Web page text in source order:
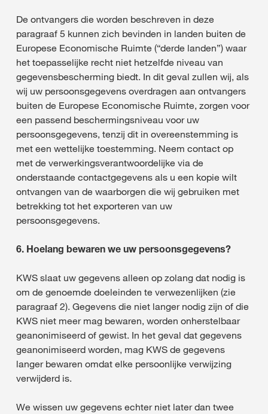
De ontvangers die worden beschreven in deze
paragraaf 5 kunnen zich bevinden in landen buiten de
Europese Economische Ruimte (“derde landen”) waar
het toepasselijke recht niet hetzelfde niveau van
gegevensbescherming biedt. In dit geval zullen wij, als
wij uw persoonsgegevens overdragen aan ontvangers
buiten de Europese Economische Ruimte, zorgen voor
een passend beschermingsniveau voor uw
persoonsgegevens, tenzij dit in overeenstemming is
met een wettelijke toestemming. Neem contact op
met de verwerkingsverantwoordelijke via de
onderstaande contactgegevens als u een kopie wilt
ontvangen van de waarborgen die wij gebruiken met
betrekking tot het exporteren van uw
persoonsgegevens.
6. Hoelang bewaren we uw persoonsgegevens?
KWS slaat uw gegevens alleen op zolang dat nodig is
om de genoemde doeleinden te verwezenlijken (zie
paragraaf 2). Gegevens die niet langer nodig zijn of die
KWS niet meer mag bewaren, worden onherstelbaar
geanonimiseerd of gewist. In het geval dat gegevens
geanonimiseerd worden, mag KWS de gegevens
langer bewaren omdat elke persoonlijke verwijzing
verwijderd is.
We wissen uw gegevens echter niet later dan twee